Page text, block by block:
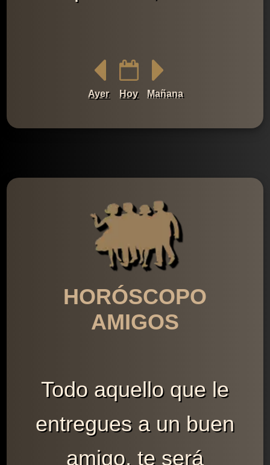
Ayer Hoy Mañana
HORÓSCOPO
AMIGOS
Todo aquello que le
entregues a un buen
amigo, te será